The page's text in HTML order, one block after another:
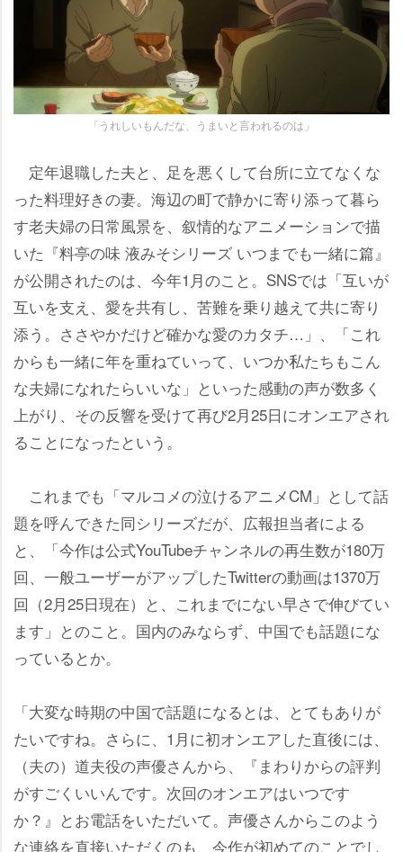
「うれしいもんだな、うまいと言われるのは」
定年退職した夫と、足を悪くして台所に立てなくな
った料理好きの妻。海辺の町で静かに寄り添って暮ら
す老夫婦の日常風景を、叙情的なアニメーションで描
いた『料亭の味 液みそシリーズ いつまでも一緒に篇』
が公開されたのは、今年1月のこと。SNSでは「互いが
互いを支え、愛を共有し、苦難を乗り越えて共に寄り
添う。ささやかだけど確かな愛のカタチ…」、「これ
からも一緒に年を重ねていって、いつか私たちもこん
な夫婦になれたらいいな」といった感動の声が数多く
上がり、その反響を受けて再び2月25日にオンエアされ
ることになったという。
これまでも「マルコメの泣けるアニメCM」として話
題を呼んできた同シリーズだが、広報担当者による
と、「今作は公式YouTubeチャンネルの再生数が180万
回、一般ユーザーがアップしたTwitterの動画は1370万
回（2月25日現在）と、これまでにない早さで伸びてい
ます」とのこと。国内のみならず、中国でも話題にな
っているとか。
「大変な時期の中国で話題になるとは、とてもありが
たいですね。さらに、1月に初オンエアした直後には、
（夫の）道夫役の声優さんから、『まわりからの評判
がすごくいいんです。次回のオンエアはいつです
か？』とお電話をいただいて。声優さんからこのよう
な連絡を直接いただくのも、今作が初めてのことでし